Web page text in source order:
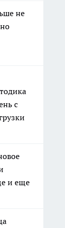
не
с
и еще